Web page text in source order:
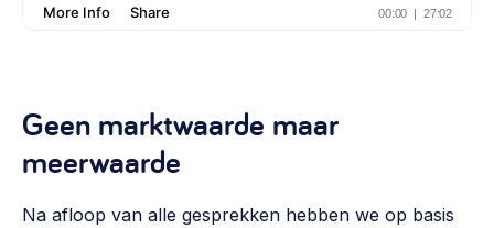
Geen marktwaarde maar
meerwaarde
Na afloop van alle gesprekken hebben we op basis